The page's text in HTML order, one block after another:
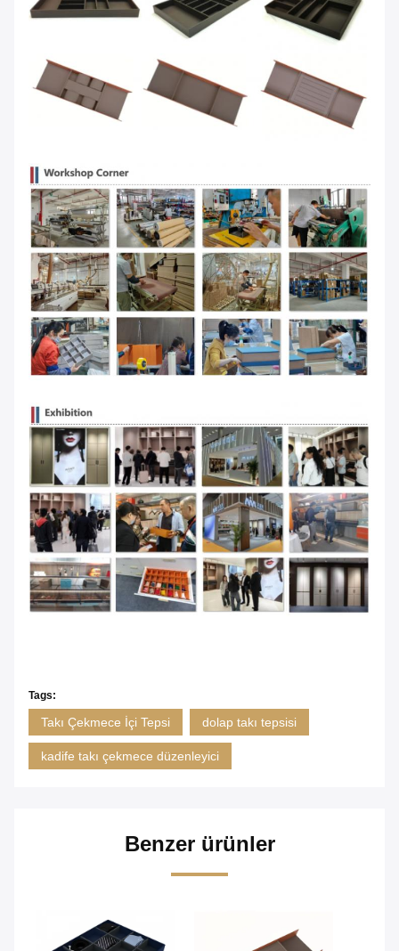
Tags:
Takı Çekmece İçi Tepsi dolap takı tepsisi
kadife takı çekmece düzenleyici
Benzer ürünler